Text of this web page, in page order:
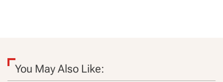
You May Also Like: